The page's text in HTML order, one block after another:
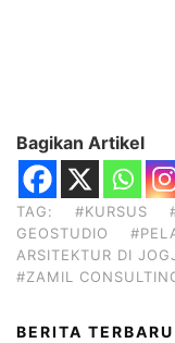
Bagikan Artikel
TAG: #KURSUS
GEOSTUDIO
ARSITEKTUR DI
#ZAMIL
BERITA TERBARU